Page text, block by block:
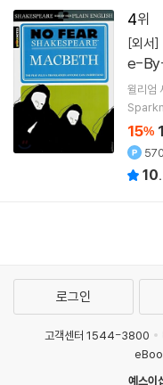
4
[외서]
e-
윌리엄
15%
로그인
고객센터 1544-3800
예스이